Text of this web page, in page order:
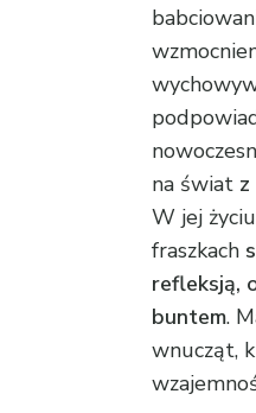
na świat
W jej
fraszkach
refleksją,
buntem.
wnucząt,